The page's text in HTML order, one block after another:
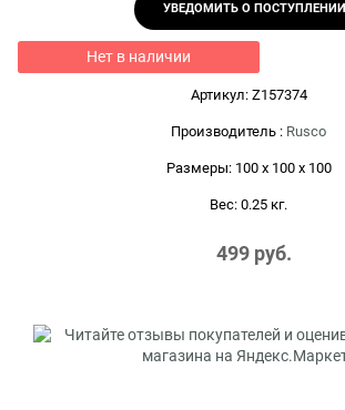
УВЕДОМИТЬ О ПОСТУПЛЕНИИ
Нет в наличии
Артикул: Z157374
Производитель : Rusco
Размеры: 100 x 100 x 100
Вес: 0.25 кг.
499 руб.